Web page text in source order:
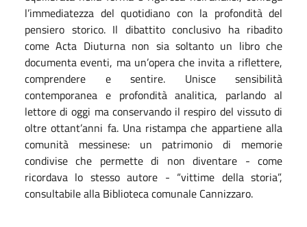
l’immediatezza del quotidiano con la profondità del
pensiero storico. Il dibattito conclusivo ha ribadito
come Acta Diuturna non sia soltanto un libro che
documenta eventi, ma un’opera che invita a riflettere,
comprendere e sentire. Unisce sensibilità
contemporanea e profondità analitica, parlando al
lettore di oggi ma conservando il respiro del vissuto di
oltre ottant’anni fa. Una ristampa che appartiene alla
comunità messinese: un patrimonio di memorie
condivise che permette di non diventare - come
ricordava lo stesso autore - “vittime della storia”,
consultabile alla Biblioteca comunale Cannizzaro.